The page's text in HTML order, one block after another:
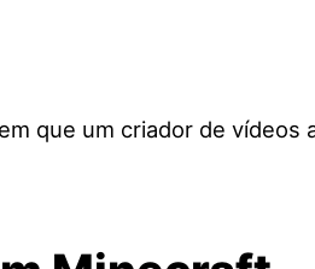
que um criador de